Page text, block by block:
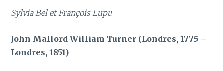
Sylvia Bel et François Lupu
John Mallord William Turner (Londres, 1775 –
Londres, 1851)